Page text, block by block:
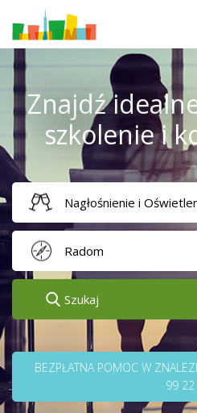
Znajdź
szkolenie i
Szukaj
BEZPŁATNA POMOC W
99 22